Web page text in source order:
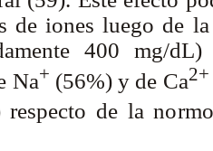
de iones luego de
400 mg/
Na+ (56%) y de Ca2+
respecto de la